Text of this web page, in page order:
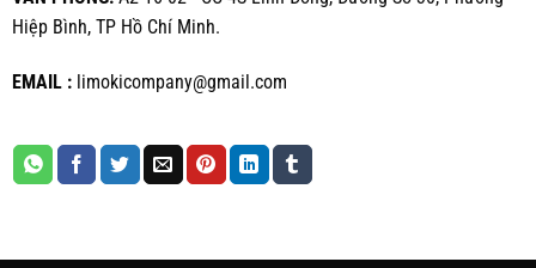
Hiệp Bình, TP Hồ Chí Minh.
EMAIL :limokicompany@gmail.com